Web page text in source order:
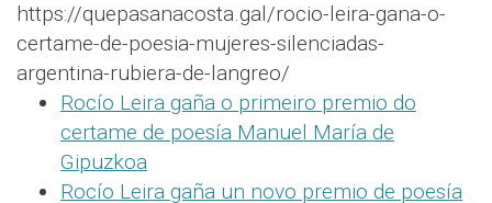
https://quepasanacosta.gal/rocio-leira-gana-o-
certame-de-poesia-mujeres-silenciadas-
argentina-rubiera-de-langreo/
Rocío Leira gaña o primeiro premio do
certame de poesía Manuel María de
Gipuzkoa
Rocío Leira gaña un novo premio de poesía